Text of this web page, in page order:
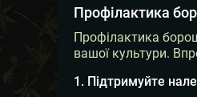
Профілактика
Профілактика
вашої культури.
1. Підтримуйте